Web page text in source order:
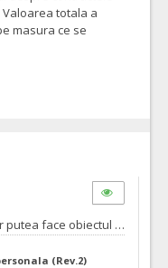
totala a
masura ce se
Cantitatile minime si maxime care ar putea face obiectul unui singur contract subsecvent se regasesc la nivelul caietului de sarcini care face parte integranta din documentatia de atribuire si constituie ansamblul cerintelor pe baza carora se elaboreaza de catre fiecare ofertant propunerea tehnica. Frecventa si valoarea contractelor ce urmeaza sa fie atribuite: Contractele subsecvente vor fi atribuite in functie de necesitatile unitatii si fondurile disponibile. Aproximativ 4 (patru) contracte pana la finele acordului cadru.
(Rev.2)